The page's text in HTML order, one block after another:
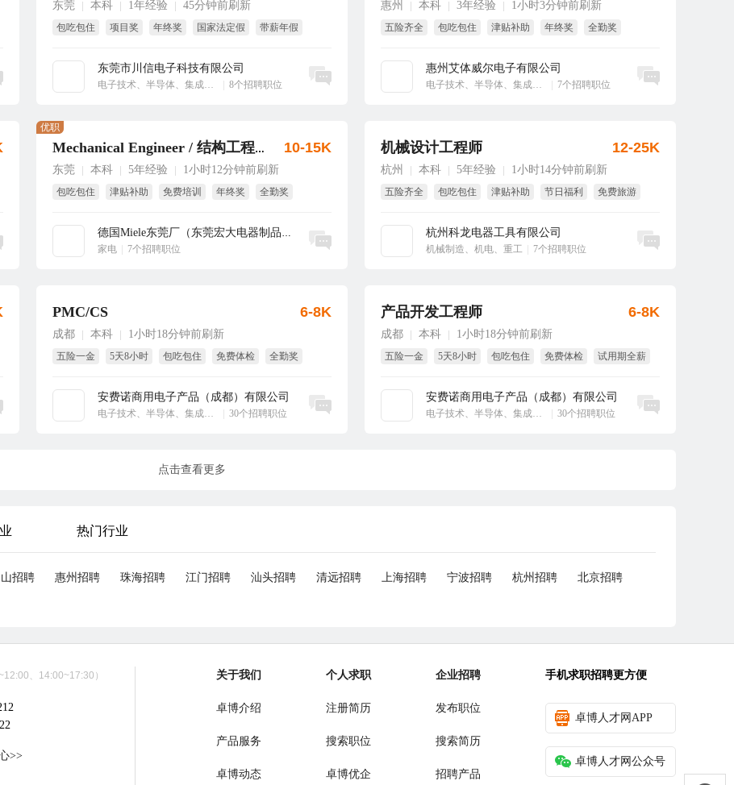
东莞 本科 1年经验 45分钟前刷新
包吃包住 项目奖 年终奖 国家法定假 带薪年假
东莞市川信电子科技有限公司
电子技术、半导体、集成电路 8个招聘职位
立即沟通
惠州 本科 3年经验 1小时3分钟前刷新
五险齐全 包吃包住 津贴补助 年终奖
全勤奖
惠州艾体威尔电子有限公司
电子技术、半导体、集成电路 7个招聘职位
立即沟通
Mechanical Engineer / 结构工程师
东莞 本科 5年经验 1小时12分钟前刷新
包吃包住 津贴补助 免费培训 年终奖
全勤奖
德国Miele东莞厂（东莞宏大电器制品有...
家电
7个招聘职位
优职
10-15K
立即沟通
机械设计工程师
杭州 本科 5年经验 1小时14分钟前刷新
五险齐全 包吃包住 津贴补助 节日福利
免费旅游
杭州科龙电器工具有限公司
机械制造、机电、重工 7个招聘职位
12-25K
立即沟通
PMC/CS
成都 本科 1小时18分钟前刷新
五险一金 5天8小时 包吃包住 免费体检
全勤奖
安费诺商用电子产品（成都）有限公司
电子技术、半导体、集成电路 30个招聘职位
6-8K
立即沟通
产品开发工程师
成都 本科 1小时18分钟前刷新
五险一金 5天8小时 包吃包住 免费体检
试用期全薪
安费诺商用电子产品（成都）有限公司
电子技术、半导体、集成电路 30个招聘职位
6-8K
立即沟通
点击查看更多
热门行业
招聘 惠州招聘 珠海招聘 江门招聘 汕头招聘 清远招聘 上海招聘 宁波招聘 杭州招聘
北京招聘
、14:00~17:30）
>>
关于我们
卓博介绍
产品服务
卓博动态
个人求职
注册简历
搜索职位
卓博优企
企业招聘
发布职位
搜索简历
招聘产品
手机求职招聘更方便
卓博人才网APP
卓博人才网公众号